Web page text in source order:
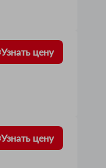
Узнать цену
Узнать цену